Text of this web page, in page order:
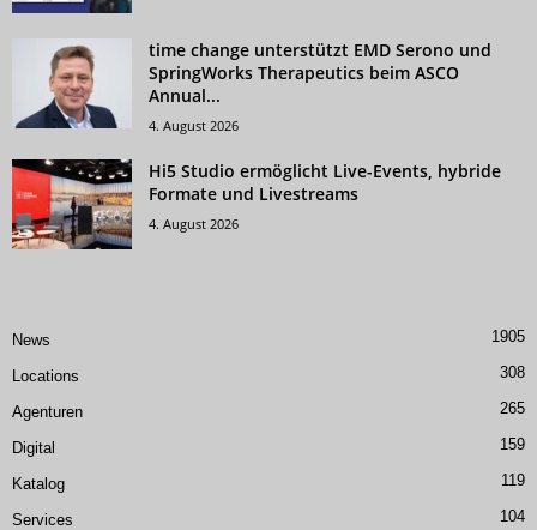
time change unterstützt EMD Serono und
SpringWorks Therapeutics beim ASCO
Annual...
4. August 2026
Hi5 Studio ermöglicht Live-Events, hybride
Formate und Livestreams
4. August 2026
News 1905
Locations 308
Agenturen 265
Digital 159
Katalog 119
Services 104